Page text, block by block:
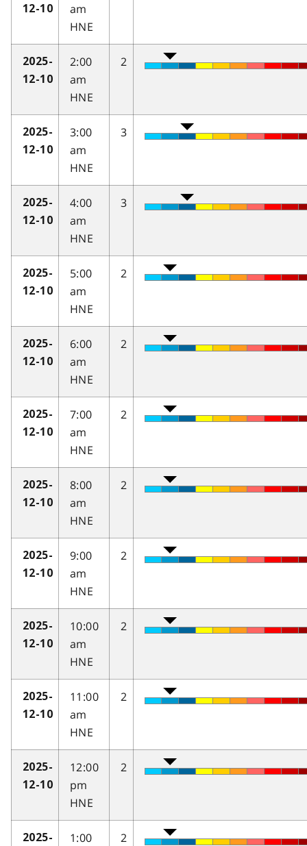
12-10
am
HNE
2025-
12-10
2:00
am
HNE
2
2025-
12-10
3:00
am
HNE
3
2025-
12-10
4:00
am
HNE
3
2025-
12-10
5:00
am
HNE
2
2025-
12-10
6:00
am
HNE
2
2025-
12-10
7:00
am
HNE
2
2025-
12-10
8:00
am
HNE
2
2025-
12-10
9:00
am
HNE
2
2025-
12-10
10:00
am
HNE
2
2025-
12-10
11:00
am
HNE
2
2025-
12-10
12:00
pm
HNE
2
2025-
1:00
2